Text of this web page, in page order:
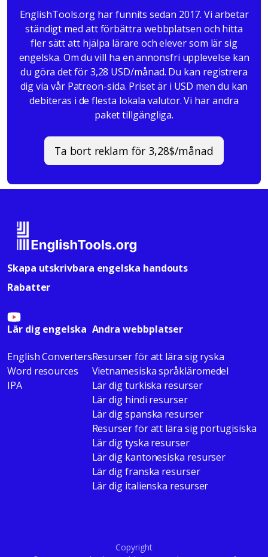
EnglishTools.org har funnits sedan 2017. Vi arbetar
ständigt med att förbättra webbplatsen och hitta
fler sätt att hjälpa lärare och elever som lär sig
engelska. Om du vill ha en annonsfri upplevelse kan
du göra det för 3,28 USD/månad. Du kan registrera
dig via vår Patreon-sida. Priset är i USD men du kan
debiteras i de flesta lokala valutor. Vi har andra
paket tillgängliga.
Ta bort reklam för 3,28$/månad
Skapa utskrivbara engelska handouts
Rabatter
Lär dig engelska
English Converters
Word resources
IPA
Andra webbplatser
Resurser för att lära sig ryska
Vietnamesiska språkläromedel
Lär dig turkiska resurser
Lär dig hindi resurser
Lär dig spanska resurser
Resurser för att lära sig portugisiska
Lär dig tyska resurser
Lär dig kantonesiska resurser
Lär dig franska resurser
Lär dig italienska resurser
Copyright